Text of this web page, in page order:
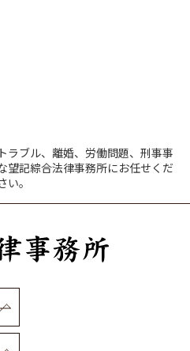
ラブル、離婚、労働問題、刑事事
望記綜合法律事務所にお任せくだ
い。